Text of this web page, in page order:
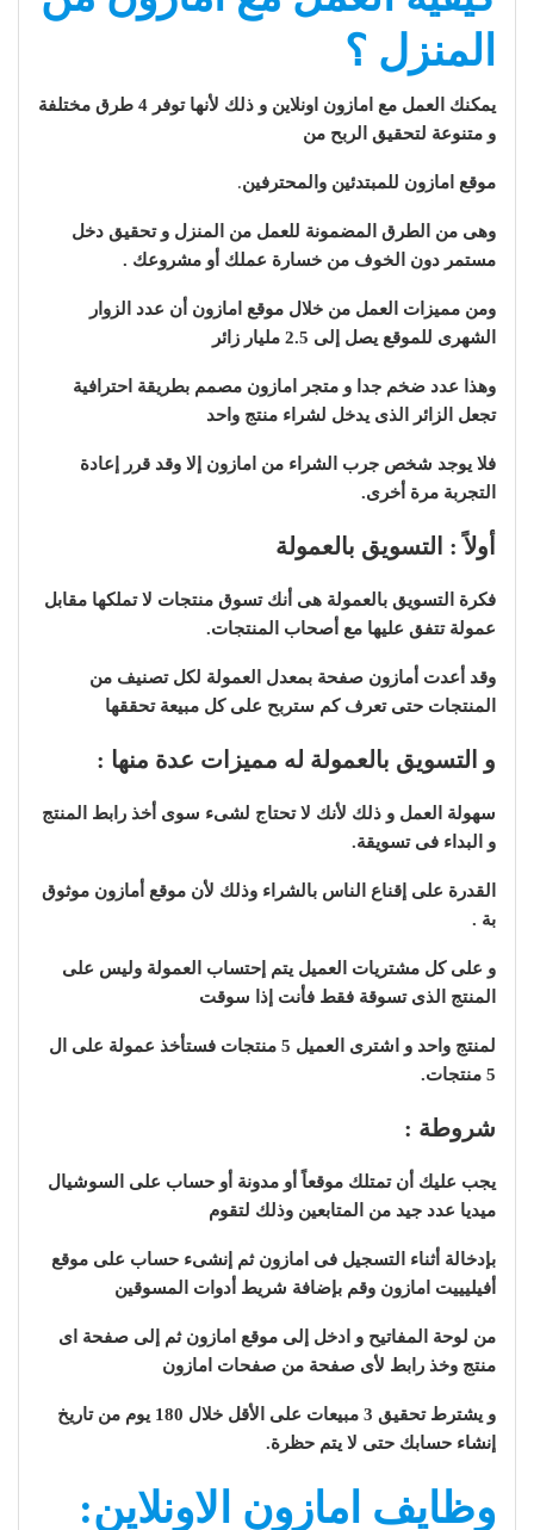
المنزل ؟
يمكنك العمل مع امازون اونلاين و ذلك لأنها توفر 4 طرق مختلفة
و متنوعة لتحقيق الربح من
موقع امازون للمبتدئين والمحترفين.
وهى من الطرق المضمونة للعمل من المنزل و تحقيق دخل
مستمر دون الخوف من خسارة عملك أو مشروعك .
ومن مميزات العمل من خلال موقع امازون أن عدد الزوار
الشهرى للموقع يصل إلى 2.5 مليار زائر
وهذا عدد ضخم جدا و متجر امازون مصمم بطريقة احترافية
تجعل الزائر الذى يدخل لشراء منتج واحد
فلا يوجد شخص جرب الشراء من امازون إلا وقد قرر إعادة
التجربة مرة أخرى.
أولاً : التسويق بالعمولة
فكرة التسويق بالعمولة هى أنك تسوق منتجات لا تملكها مقابل
عمولة تتفق عليها مع أصحاب المنتجات.
وقد أعدت أمازون صفحة بمعدل العمولة لكل تصنيف من
المنتجات حتى تعرف كم ستربح على كل مبيعة تحققها
و التسويق بالعمولة له مميزات عدة منها :
سهولة العمل و ذلك لأنك لا تحتاج لشىء سوى أخذ رابط المنتج
و البداء فى تسويقة.
القدرة على إقناع الناس بالشراء وذلك لأن موقع أمازون موثوق
بة .
و على كل مشتريات العميل يتم إحتساب العمولة وليس على
المنتج الذى تسوقة فقط فأنت إذا سوقت
لمنتج واحد و اشترى العميل 5 منتجات فستأخذ عمولة على ال
5 منتجات.
شروطة :
يجب عليك أن تمتلك موقعاً أو مدونة أو حساب على السوشيال
ميديا عدد جيد من المتابعين وذلك لتقوم
بإدخالة أثناء التسجيل فى امازون ثم إنشىء حساب على موقع
أفيليييت امازون وقم بإضافة شريط أدوات المسوقين
من لوحة المفاتيح و ادخل إلى موقع امازون ثم إلى صفحة اى
منتج وخذ رابط لأى صفحة من صفحات امازون
و يشترط تحقيق 3 مبيعات على الأقل خلال 180 يوم من تاريخ
إنشاء حسابك حتى لا يتم حظرة.
وظايف امازون الاونلاين: